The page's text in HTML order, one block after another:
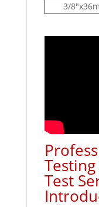
3/
Test